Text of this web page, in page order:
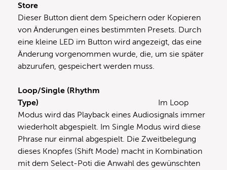
Store
Dieser Button dient dem Speichern oder Kopieren
von Änderungen eines bestimmten Presets. Durch
eine kleine LED im Button wird angezeigt, das eine
Änderung vorgenommen wurde, die, um sie später
abzurufen, gespeichert werden muss.
Loop/Single (Rhythm
Type) Im Loop
Modus wird das Playback eines Audiosignals immer
wiederholt abgespielt. Im Single Modus wird diese
Phrase nur einmal abgespielt. Die Zweitbelegung
dieses Knopfes (Shift Mode) macht in Kombination
mit dem Select-Poti die Anwahl des gewünschten